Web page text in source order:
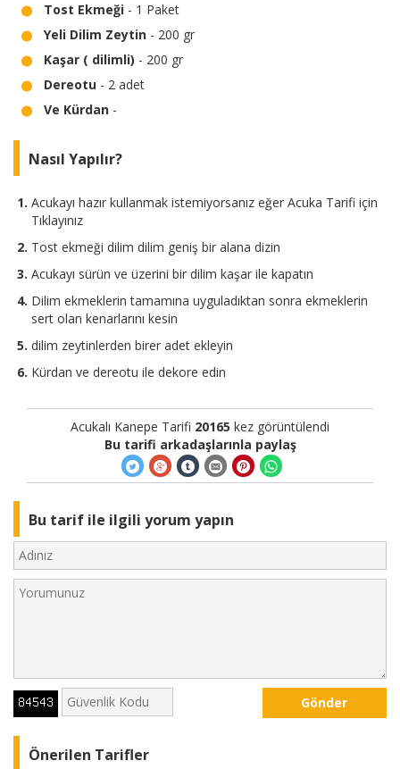
Tost Ekmeği - 1 Paket
Yeli Dilim Zeytin - 200 gr
Kaşar ( dilimli) - 200 gr
Dereotu - 2 adet
Ve Kürdan -
Nasıl Yapılır?
Acukayı hazır kullanmak istemiyorsanız eğer Acuka Tarifi için
Tıklayınız
Tost ekmeği dilim dilim geniş bir alana dizin
Acukayı sürün ve üzerini bir dilim kaşar ile kapatın
Dilim ekmeklerin tamamına uyguladıktan sonra ekmeklerin
sert olan kenarlarını kesin
dilim zeytinlerden birer adet ekleyin
Kürdan ve dereotu ile dekore edin
Acukalı Kanepe Tarifi 20165 kez görüntülendi
Bu tarifi arkadaşlarınla paylaş
Bu tarif ile ilgili yorum yapın
Gönder
Önerilen Tarifler